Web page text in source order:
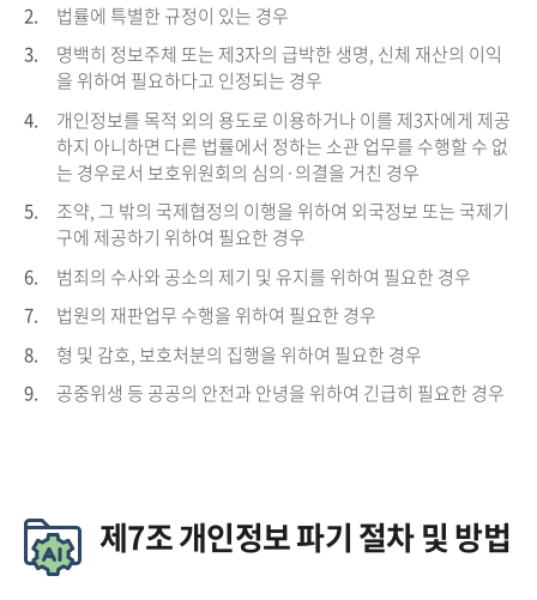
2.
법률에 특별한 규정이 있는 경우
3.
명백히 정보주체 또는 제3자의 급박한 생명, 신체 재산의 이익
을 위하여 필요하다고 인정되는 경우
4.
개인정보를 목적 외의 용도로 이용하거나 이를 제3자에게 제공
하지 아니하면 다른 법률에서 정하는 소관 업무를 수행할 수 없
는 경우로서 보호위원회의 심의·의결을 거친 경우
5.
조약, 그 밖의 국제협정의 이행을 위하여 외국정보 또는 국제기
구에 제공하기 위하여 필요한 경우
6.
범죄의 수사와 공소의 제기 및 유지를 위하여 필요한 경우
7.
법원의 재판업무 수행을 위하여 필요한 경우
8.
형 및 감호, 보호처분의 집행을 위하여 필요한 경우
9.
공중위생 등 공공의 안전과 안녕을 위하여 긴급히 필요한 경우
제7조 개인정보 파기 절차 및 방법